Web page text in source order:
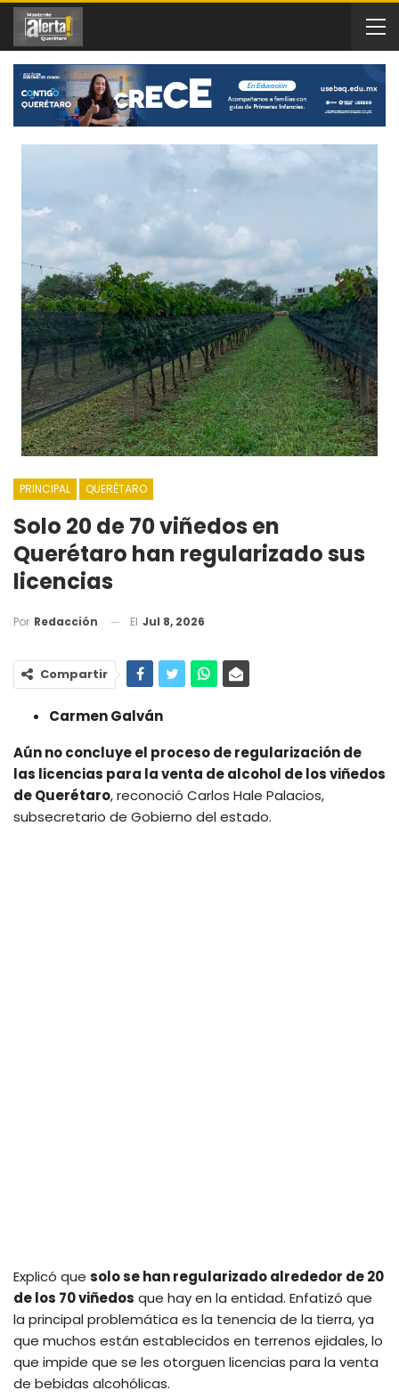
PRINCIPAL QUERÉTARO
Solo 20 de 70 viñedos en
Querétaro han regularizado sus
licencias
Por Redacción El Jul 8, 2026
Compartir
Carmen Galván
Aún no concluye el proceso de regularización de
las licencias para la venta de alcohol de los viñedos
de Querétaro, reconoció Carlos Hale Palacios,
subsecretario de Gobierno del estado.
Explicó que solo se han regularizado alrededor de 20
de los 70 viñedos que hay en la entidad. Enfatizó que
la principal problemática es la tenencia de la tierra, ya
que muchos están establecidos en terrenos ejidales, lo
que impide que se les otorguen licencias para la venta
de bebidas alcohólicas.